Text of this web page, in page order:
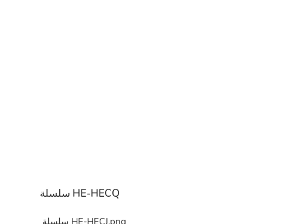
سلسلة HE-HECQ